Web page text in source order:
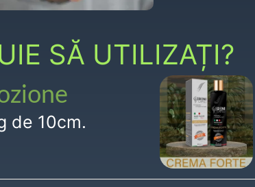
SĂ UTILIZAȚI?
de 10cm.